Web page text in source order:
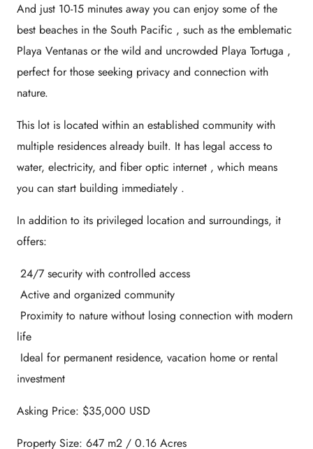
And just 10-15 minutes away you can enjoy some of the
best beaches in the South Pacific , such as the emblematic
Playa Ventanas or the wild and uncrowded Playa Tortuga ,
perfect for those seeking privacy and connection with
nature.
This lot is located within an established community with
multiple residences already built. It has legal access to
water, electricity, and fiber optic internet , which means
you can start building immediately .
In addition to its privileged location and surroundings, it
offers:
24/7 security with controlled access
Active and organized community
Proximity to nature without losing connection with modern
life
Ideal for permanent residence, vacation home or rental
investment
Asking Price: $35,000 USD
Property Size: 647 m2 / 0.16 Acres